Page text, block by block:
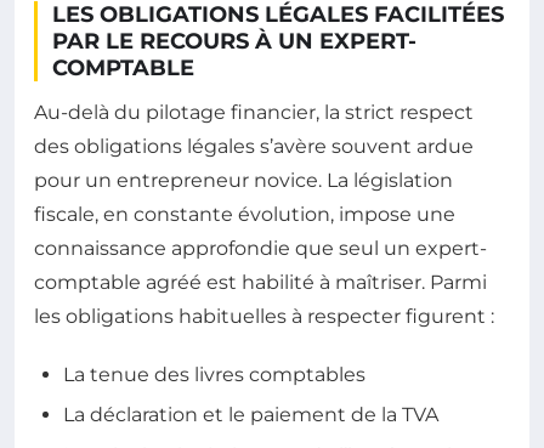
LES OBLIGATIONS LÉGALES FACILITÉES
PAR LE RECOURS À UN EXPERT-
COMPTABLE
Au-delà du pilotage financier, la strict respect
des obligations légales s’avère souvent ardue
pour un entrepreneur novice. La législation
fiscale, en constante évolution, impose une
connaissance approfondie que seul un expert-
comptable agréé est habilité à maîtriser. Parmi
les obligations habituelles à respecter figurent :
La tenue des livres comptables
La déclaration et le paiement de la TVA